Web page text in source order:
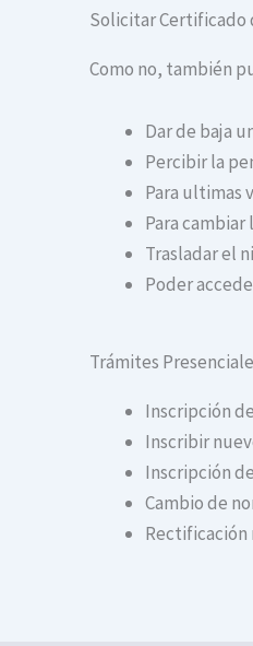
Solicitar Certificado
Como no, también
Dar de baja
Percibir la
Para ultimas
Para
Trasladar el
Poder
Trámites
Inscripción
Inscribir
Inscripción
Cambio de
Rectificación